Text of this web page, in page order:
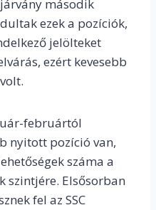
második
ezek a pozíciók,
jelölteket
ezért kevesebb
februártól
nyitott pozíció van,
száma a
szintjére. Elsősorban
fel az SSC